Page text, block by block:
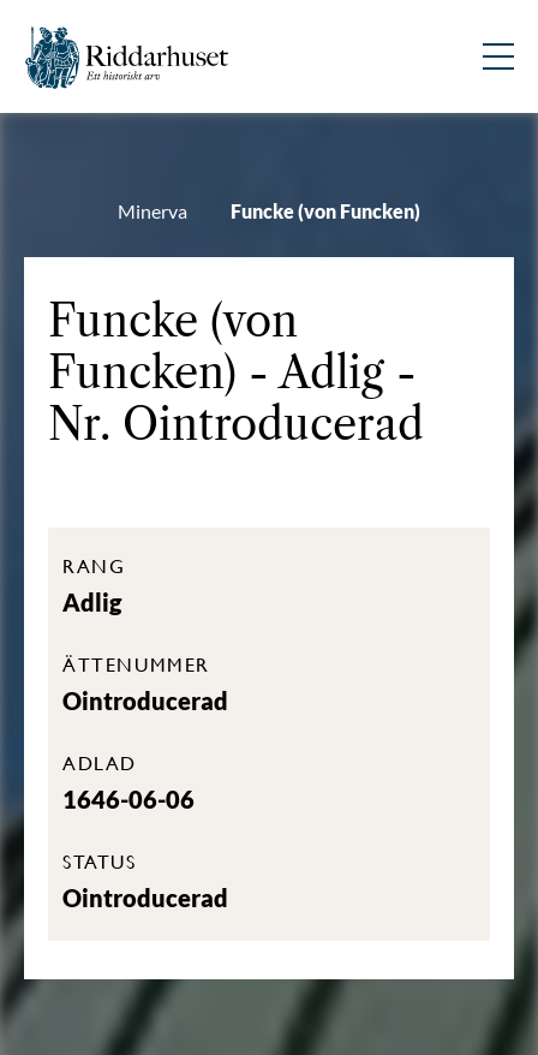
Minerva Funcke (von Funcken)
Funcke (von
Funcken) - Adlig -
Nr. Ointroducerad
RANG
Adlig
ÄTTENUMMER
Ointroducerad
ADLAD
1646-06-06
STATUS
Ointroducerad